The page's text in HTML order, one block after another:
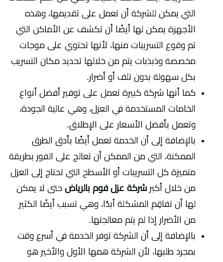
التي يمكن للشركة أن تعمل على تقديمها، وهذه
الأجهزة يمكن لها أيضًا أن تكشف عن الأماكن التي
تم وقوع التسريبات منها، لأنها تحتوي على موجات
مخصصة وذبذبات يتم من خلالها تحديد مكان التسريب
بكل سهولة بدون تلف أو أضرار.
كما أنها شركة كبيرة تعمل على توفير أفضل أنواع
الخامات المستخدمة في العزل، وهي عالية الجودة،
وتعمل بأفضل الأسعار على الإطلاق.
بالإضافة إلى أن الخدمة تعمل أيضًا بأدق الطرق
الممكنة، التي من الممكن أن تعالج على الفور بطريقة
متميزة كل التسريبات أو الأسطح التي تحتاج إلى العزل
من خلال أكبر شركة عزل فوم بالرياض حتى لا يمكن
لها أن تفاقِم المشكلة أبدًا، وهي تسبب أيضًا الكثير
من الأضرار إذا لم يتم معالجتها.
بالإضافة إلى أن الشركة توفر الخدمة في أسرع وقت
بمجرد طلبها، لأن الشركة همها الأول والأخير هو